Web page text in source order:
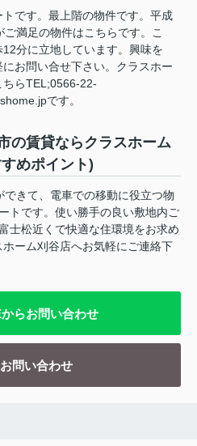
です。最上階の物件です。平成
満足の物件はこちらです。こ
分に立地しています。興味を
お問い合せ下さい。クラスホー
ちらTEL;0566-22-
です。
賃貸ならクラスホーム
めポイント)
きて、電車での移動に役立つ物
トです。使い勝手の良い敷地内ご
士松近くで快適な住環境をお求め
ーム刈谷店へお気軽にご連絡下
らお問い合わせ
お問い合わせ